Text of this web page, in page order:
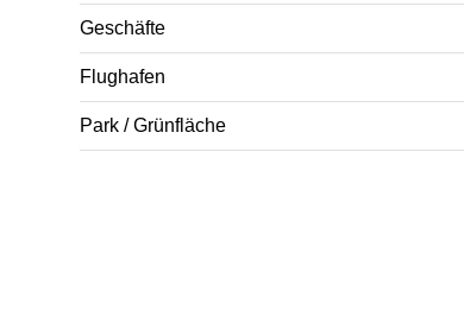
Geschäfte
Flughafen
Park / Grünfläche